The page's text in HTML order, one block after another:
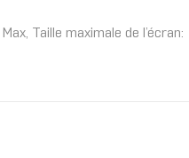
Taille maximale de